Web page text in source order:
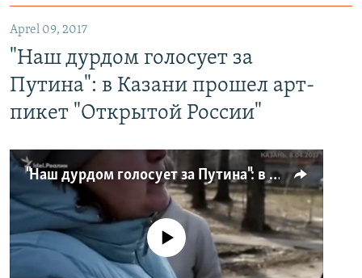
Aprel 09, 2017
"Наш дурдом голосует за
Путина": в Казани прошел арт-
пикет "Открытой России"
"Наш дурдом голосует за Путина": в Казани прошел арт-пикет "Открытой России"
No media source currently available